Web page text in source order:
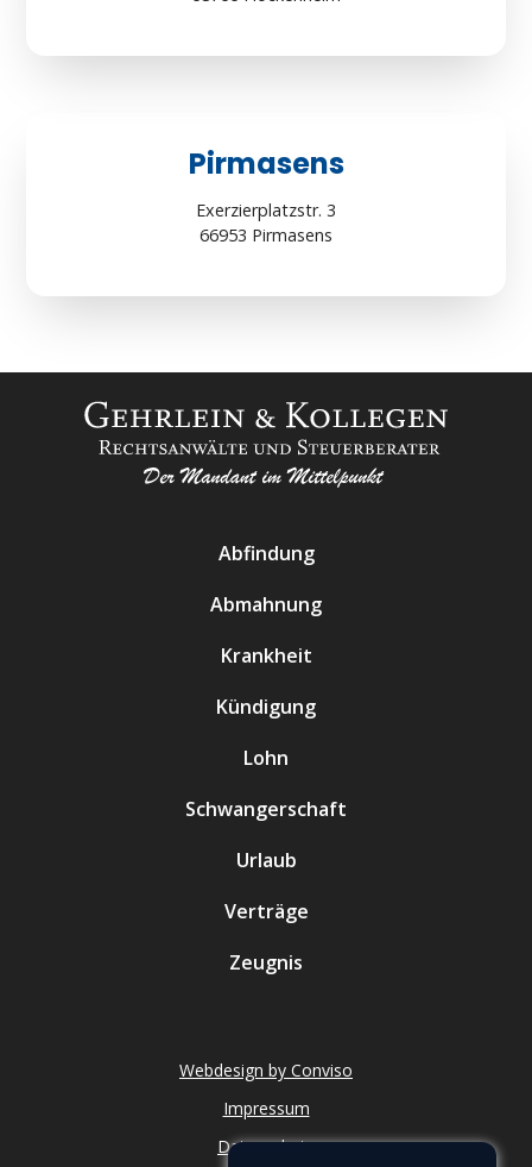
Pirmasens
Exerzierplatzstr. 3
66953 Pirmasens
Abfindung
Abmahnung
Krankheit
Kündigung
Lohn
Schwangerschaft
Urlaub
Verträge
Zeugnis
Webdesign by Conviso
Impressum
Datenschutz